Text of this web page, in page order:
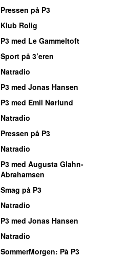
Pressen på P3
Klub Rolig
P3 med Le Gammeltoft
Sport på 3’eren
Natradio
P3 med Jonas Hansen
P3 med Emil Nørlund
Natradio
Pressen på P3
Natradio
P3 med Augusta Glahn-
Abrahamsen
Smag på P3
Natradio
P3 med Jonas Hansen
Natradio
SommerMorgen: På P3